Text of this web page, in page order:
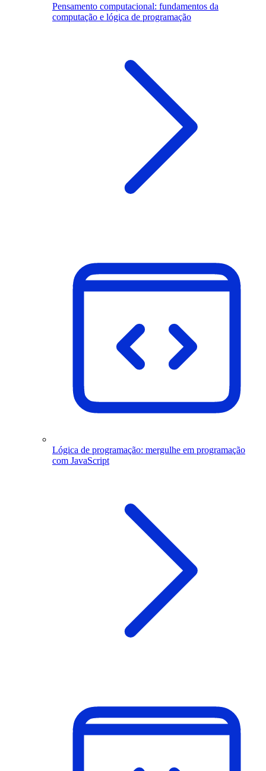
Pensamento computacional: fundamentos da
computação e lógica de programação
Lógica de programação: mergulhe em programação
com JavaScript